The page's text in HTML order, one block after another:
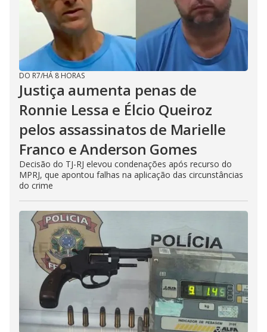
DO R7/HÁ 8 HORAS
Justiça aumenta penas de
Ronnie Lessa e Élcio Queiroz
pelos assassinatos de Marielle
Franco e Anderson Gomes
Decisão do TJ-RJ elevou condenações após recurso do
MPRJ, que apontou falhas na aplicação das circunstâncias
do crime